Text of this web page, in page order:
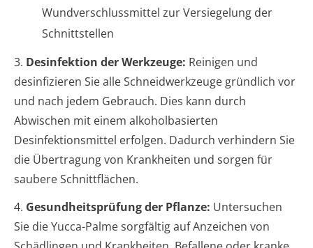
Wundverschlussmittel zur Versiegelung der
Schnittstellen
3. Desinfektion der Werkzeuge: Reinigen und
desinfizieren Sie alle Schneidwerkzeuge gründlich vor
und nach jedem Gebrauch. Dies kann durch
Abwischen mit einem alkoholbasierten
Desinfektionsmittel erfolgen. Dadurch verhindern Sie
die Übertragung von Krankheiten und sorgen für
saubere Schnittflächen.
4. Gesundheitsprüfung der Pflanze: Untersuchen
Sie die Yucca-Palme sorgfältig auf Anzeichen von